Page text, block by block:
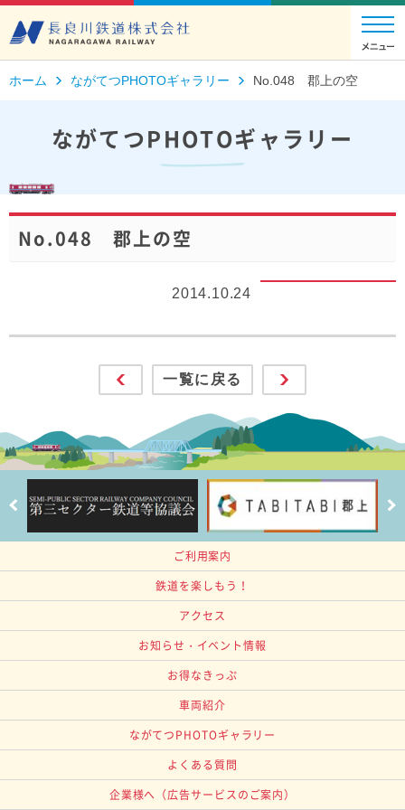
ホーム ながてつPHOTOギャラリー No.048 郡上の空
ながてつPHOTOギャラリー
No.048 郡上の空
2014.10.24
一覧に戻る
ご利用案内
鉄道を楽しもう！
アクセス
お知らせ・イベント情報
お得なきっぷ
車両紹介
ながてつPHOTOギャラリー
よくある質問
企業様へ （広告サービスのご案内）